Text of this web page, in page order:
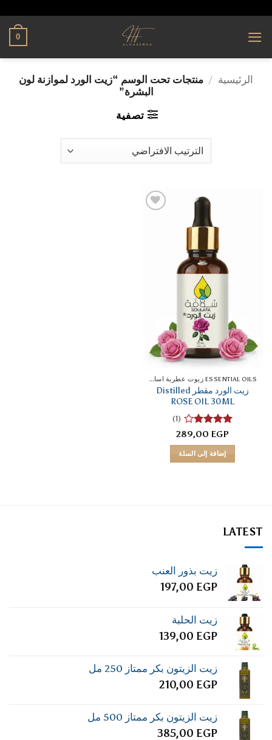
0
الرئيسية / منتجات تحت الوسم “زيت الورد لموازنة لون
البشرة”
تصفية
ESSENTIAL OILS زيوت عطرية اساسية
زيت الورد مقطر Distilled
ROSE OIL 30ML
تم
من 5
(1)
289,00 EGP
إضافة إلى السلة
LATEST
زيت بذور العنب
197,00 EGP
زيت الحلبة
139,00 EGP
زيت الزيتون بكر ممتاز 250 مل
210,00 EGP
زيت الزيتون بكر ممتاز 500 مل
385,00 EGP